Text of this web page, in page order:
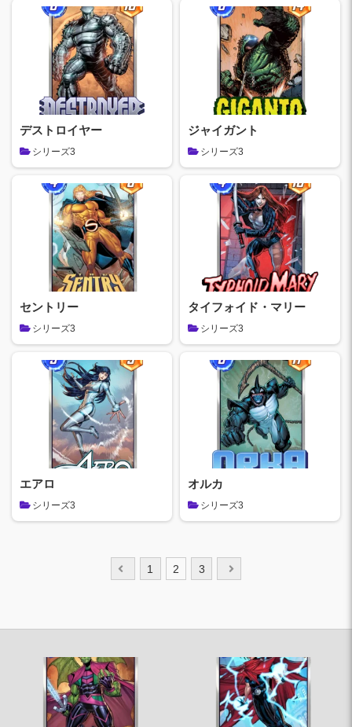
デストロイヤー
シリーズ3
ジャイガント
シリーズ3
セントリー
シリーズ3
タイフォイド・マリー
シリーズ3
エアロ
シリーズ3
オルカ
シリーズ3
ー
1 2 3